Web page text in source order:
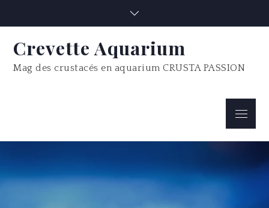
Crevette Aquarium
Mag des crustacés en aquarium CRUSTA PASSION
Menu